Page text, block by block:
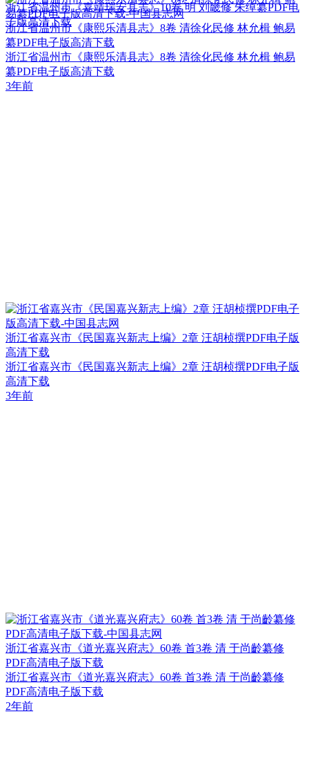
浙江省温州市《嘉靖瑞安县志》10卷 明 刘畿修 朱绰纂PDF电
子版高清下载
浙江省温州市《康熙乐清县志》8卷 清徐化民修 林允楫 鲍易
纂PDF电子版高清下载
浙江省温州市《康熙乐清县志》8卷 清徐化民修 林允楫 鲍易
纂PDF电子版高清下载
3年前
浙江省嘉兴市《民国嘉兴新志上编》2章 汪胡桢撰PDF电子版
高清下载
浙江省嘉兴市《民国嘉兴新志上编》2章 汪胡桢撰PDF电子版
高清下载
3年前
浙江省嘉兴市《道光嘉兴府志》60卷 首3卷 清 于尚齡纂修
PDF高清电子版下载
浙江省嘉兴市《道光嘉兴府志》60卷 首3卷 清 于尚齡纂修
PDF高清电子版下载
2年前